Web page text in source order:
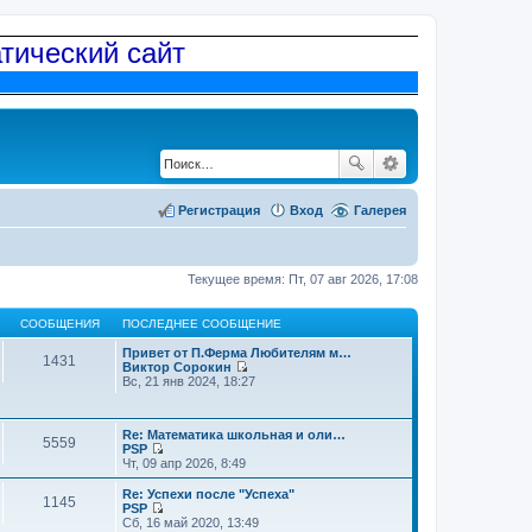
сайт
Галерея
Вход
Регистрация
Текущее время: Пт, 07 авг 2026, 17:08
СООБЩЕНИЯ ПОСЛЕДНЕЕ СООБЩЕНИЕ
1431
Привет от П.Ферма Любителям м…
Виктор Сорокин
П
е
й
к
п
с
Вс, 21 янв 2024, 18:27
5559
Re: Математика школьная и оли…
PSP
П
е
р
е
й
Чт, 09 апр 2026, 8:49
1145
Re: Успехи после "Успеха"
PSP
П
Сб, 16 май 2020, 13:49